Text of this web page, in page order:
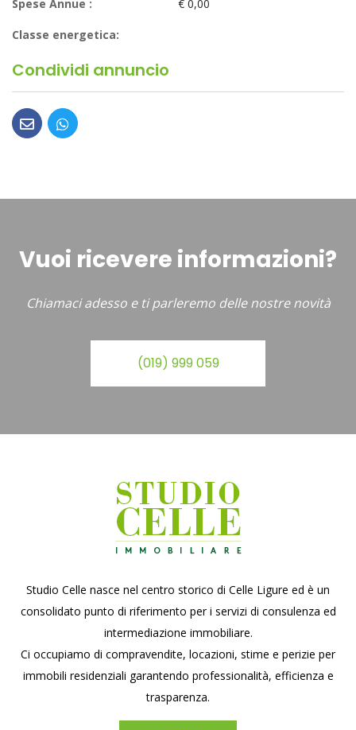
Spese Annue : € 0,00
Classe energetica:
Condividi annuncio
Vuoi ricevere informazioni?
Chiamaci adesso e ti parleremo delle nostre novità
(019) 999 059
Studio Celle nasce nel centro storico di Celle Ligure ed è un
consolidato punto di riferimento per i servizi di consulenza ed
intermediazione immobiliare.
Ci occupiamo di compravendite, locazioni, stime e perizie per
immobili residenziali garantendo professionalità, efficienza e
trasparenza.